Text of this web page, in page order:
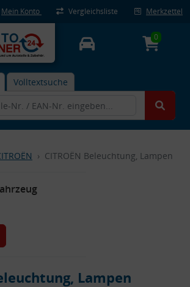
Mein Konto Vergleichsliste Merkzettel
Volltextsuche
0
CITROËN Beleuchtung, Lampen
Lampen